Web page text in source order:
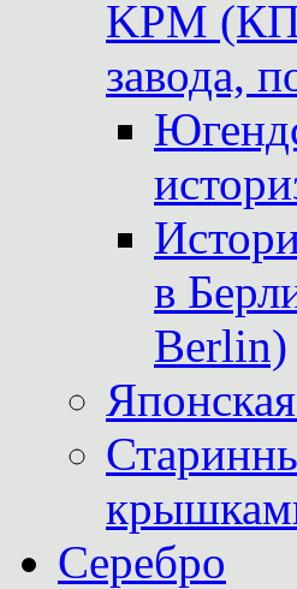
KPM
завода,
в
Berlin)
Серебро